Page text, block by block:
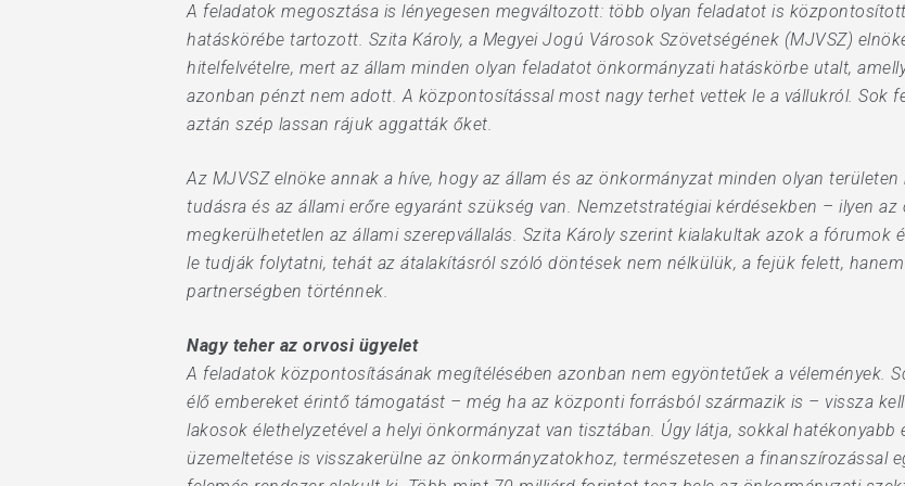
A feladatok megosztása is lényegesen megváltozott: több olyan feladatot is
hatáskörébe tartozott. Szita Károly, a Megyei Jogú Városok Szövetségének (MJVSZ)
hitelfelvételre, mert az állam minden olyan feladatot önkormányzati hatáskörbe utalt,
azonban pénzt nem adott. A központosítással most nagy terhet vettek le a vállukról. Sok
aztán szép lassan rájuk aggatták őket.
Az MJVSZ elnöke annak a híve, hogy az állam és az önkormányzat minden olyan
tudásra és az állami erőre egyaránt szükség van. Nemzetstratégiai kérdésekben – ilyen
megkerülhetetlen az állami szerepvállalás. Szita Károly szerint kialakultak azok a fórumok
le tudják folytatni, tehát az átalakításról szóló döntések nem nélkülük, a fejük felett,
partnerségben történnek.
Nagy teher az orvosi ügyelet
A feladatok központosításának meg­í­­télésében azonban nem egyöntetűek a vélemények.
élő embereket érintő támogatást – még ha az központi forrásból származik is – vissza
lakosok élethelyzetével a helyi önkormányzat van tisztában. Úgy látja, sokkal
üzemeltetése is visszakerülne az önkormányzatokhoz, természetesen a finanszírozással